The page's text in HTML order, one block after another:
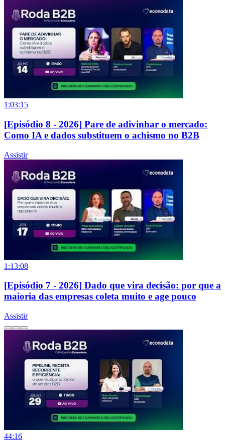
1:03:15
[Episódio 8 - 2026] Pare de adivinhar o mercado:
Como IA e dados substituem o achismo no B2B
Assistir
1:13:08
[Episódio 7 - 2026] Dado que vira decisão: por que a
maioria das empresas coleta muito e age pouco
Assistir
44:16